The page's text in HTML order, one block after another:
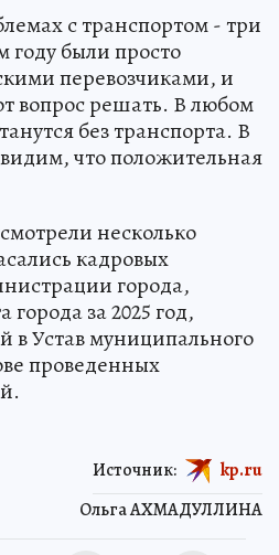
с транспортом - три
были просто
перевозчиками, и
вопрос решать. В любом
без транспорта. В
что положительная
несколько
кадровых
города,
за 2025 год,
в Устав муниципального
проведенных
Ольга АХМАДУЛЛИНА
Источник: kp.ru